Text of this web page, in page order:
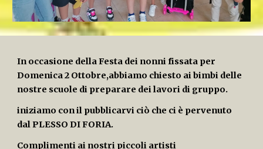
In occasione della Festa dei nonni fissata per
Domenica 2 Ottobre,abbiamo chiesto ai bimbi delle
nostre scuole di preparare dei lavori di gruppo.
iniziamo con il pubblicarvi ciò che ci è pervenuto
dal PLESSO DI FORIA.
Complimenti ai nostri piccoli artisti